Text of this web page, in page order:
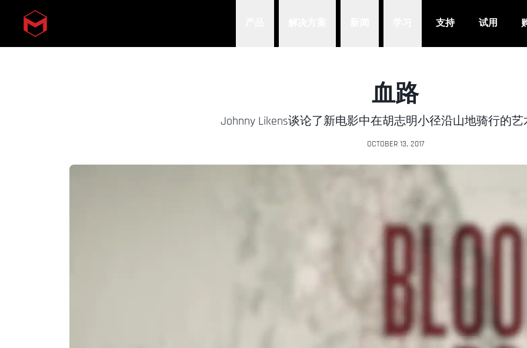
Skip to main content 支持 试用
血路
Johnny Likens谈论了新电影中在胡志明小径沿山地骑行的艺
OCTOBER 13, 2017